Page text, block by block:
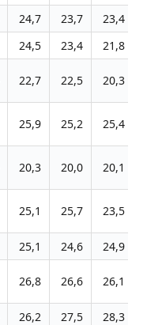
24,7 23,7 23,4
24,5 23,4 21,8
22,7 22,5 20,3
25,9 25,2 25,4
20,3 20,0 20,1
25,1 25,7 23,5
25,1 24,6 24,9
26,8 26,6 26,1
26,2 27,5 28,3